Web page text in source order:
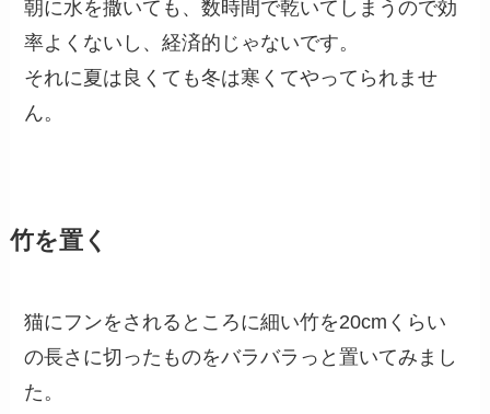
朝に水を撒いても、数時間で乾いてしまうので効
率よくないし、経済的じゃないです。
それに夏は良くても冬は寒くてやってられませ
ん。
竹を置く
猫にフンをされるところに細い竹を20cmくらい
の長さに切ったものをバラバラっと置いてみまし
た。